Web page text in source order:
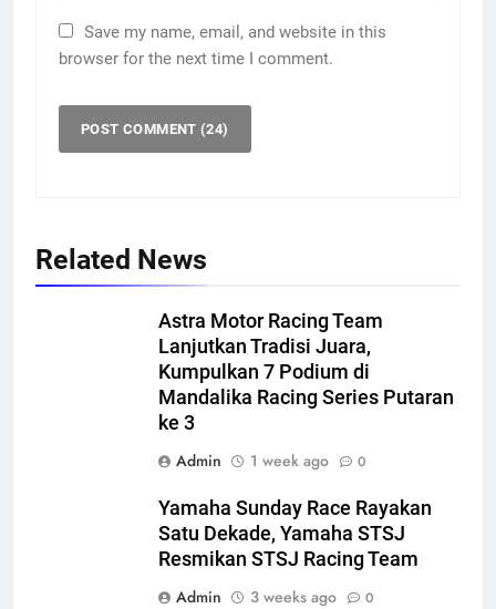
Save my name, email, and website in this
browser for the next time I comment.
Related News
Astra Motor Racing Team
Lanjutkan Tradisi Juara,
Kumpulkan 7 Podium di
Mandalika Racing Series Putaran
ke 3
Admin
1 week ago 0
Yamaha Sunday Race Rayakan
Satu Dekade, Yamaha STSJ
Resmikan STSJ Racing Team
Admin
3 weeks ago 0